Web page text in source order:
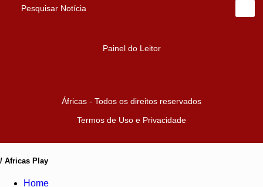
Pesquisar Notícia
Painel do Leitor
Áfricas - Todos os direitos reservados
Termos de Uso e Privacidade
/ Africas Play
Home